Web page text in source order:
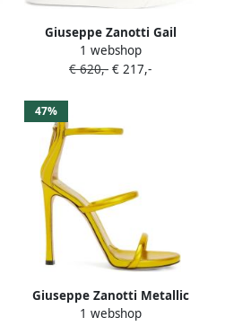
Giuseppe Zanotti Gail
sneakers Geel
1 webshop
€ 620,- € 217,-
47%
Giuseppe Zanotti Metallic
sandalen Geel
1 webshop